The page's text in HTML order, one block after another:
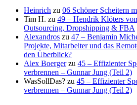
Heinrich zu 06 Schöner Scheitern
Tim H. zu 49 – Hendrik Klöters
Outsourcing, Dropshipping & FBA
Alexandros zu 47 – Benjamin
Projekte, Mitarbeiter und das
den Überblick?
Alex Boergerzu 45 – Effizienter
verbrennen – Gunnar Jung (Teil 2)
WasSollDas? zu 45 – Effizienter
verbrennen – Gunnar Jung (Teil 2)